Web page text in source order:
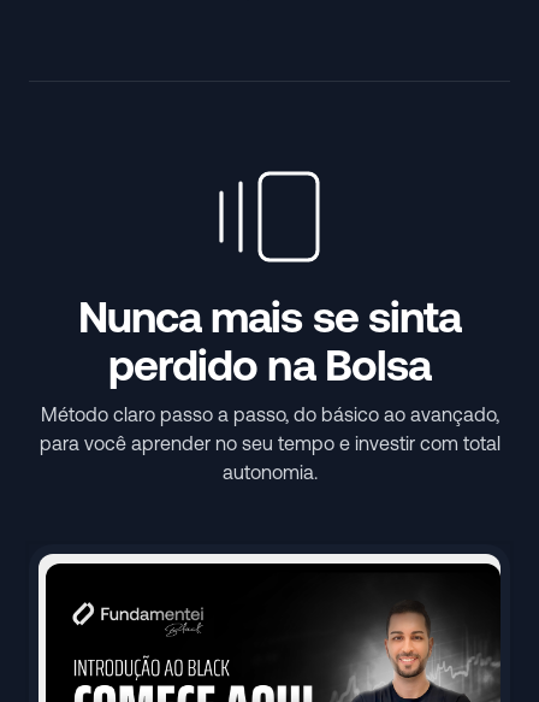
Nunca mais se sinta
perdido na Bolsa
Método claro passo a passo, do básico ao avançado,
para você aprender no seu tempo e investir com total
autonomia.